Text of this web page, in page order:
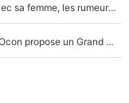
F1 : Charles Leclerc surpris par les paparazzis avec sa femme, les rumeurs étaient vraies !
Comme pour le final du Tour de France, Esteban Ocon propose un Grand Prix de Formule 1 à Paris : «Autour de l’Arc de Triomphe, ce serait génial» !